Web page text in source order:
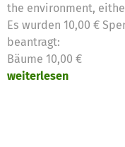
the environment,
Es wurden 10,00 €
beantragt:
Bäume 10,00 €
weiterlesen